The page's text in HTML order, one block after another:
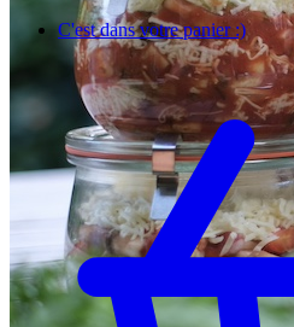
C'est dans votre panier :)